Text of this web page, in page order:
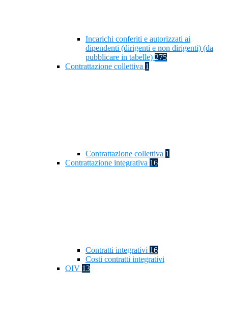
Incarichi conferiti e autorizzati ai
dipendenti (dirigenti e non dirigenti) (da
pubblicare in tabelle) 275
Contrattazione collettiva 1
Contrattazione collettiva 1
Contrattazione integrativa 16
Contratti integrativi 16
Costi contratti integrativi
OIV 13